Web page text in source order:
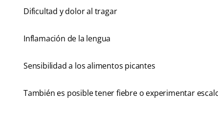
Dificultad y dolor al tragar
Inflamación de la lengua
Sensibilidad a los alimentos picantes
También es posible tener fiebre o experimentar